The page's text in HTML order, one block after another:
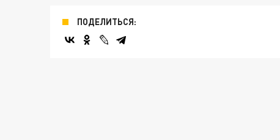
ПОДЕЛИТЬСЯ: